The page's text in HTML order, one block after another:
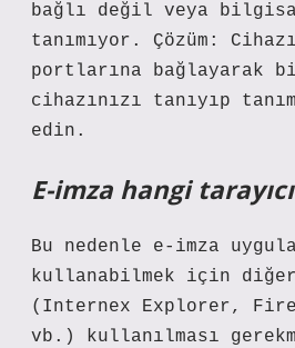
bağlı değil veya
tanımıyor. Çözüm:
portlarına bağlayarak
cihazınızı tanıyıp
edin.
E-imza hangi
Bu nedenle e-imza
kullanabilmek için
(Internex Explorer,
vb.) kullanılması